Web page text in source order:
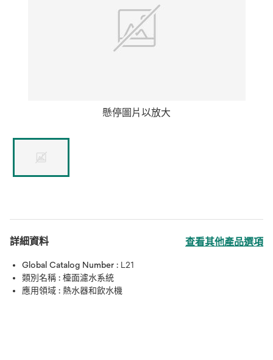
懸停圖片以放大
詳細資料 查看其他產品選項
Global Catalog Number : L21
類別名稱 : 檯面濾水系統
應用領域 : 熱水器和飲水機